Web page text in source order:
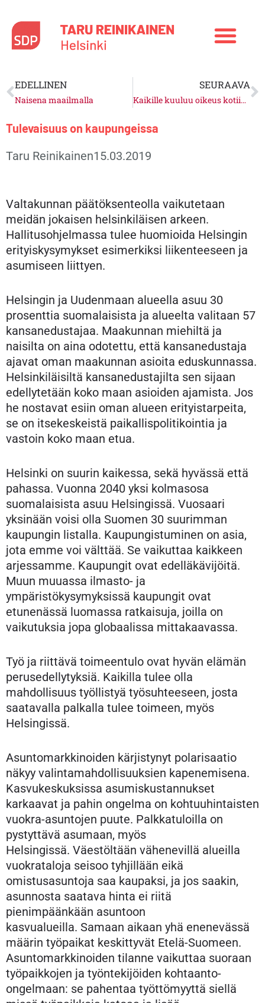
sisältöön
Prev
EDELLINEN
Naisena maailmalla
SEURAAVA
Kaikille kuuluu oikeus kotiin ja työhön
Tulevaisuus on kaupungeissa
Taru Reinikainen15.03.2019
Valtakunnan päätöksenteolla vaikutetaan
meidän jokaisen helsinkiläisen arkeen.
Hallitusohjelmassa tulee huomioida Helsingin
erityiskysymykset esimerkiksi liikenteeseen ja
asumiseen liittyen.
Helsingin ja Uudenmaan alueella asuu 30
prosenttia suomalaisista ja alueelta valitaan 57
kansanedustajaa. Maakunnan miehiltä ja
naisilta on aina odotettu, että kansanedustaja
ajavat oman maakunnan asioita eduskunnassa.
Helsinkiläisiltä kansanedustajilta sen sijaan
edellytetään koko maan asioiden ajamista. Jos
he nostavat esiin oman alueen erityistarpeita,
se on itsekeskeistä paikallispolitikointia ja
vastoin koko maan etua.
Helsinki on suurin kaikessa, sekä hyvässä että
pahassa. Vuonna 2040 yksi kolmasosa
suomalaisista asuu Helsingissä. Vuosaari
yksinään voisi olla Suomen 30 suurimman
kaupungin listalla. Kaupungistuminen on asia,
jota emme voi välttää. Se vaikuttaa kaikkeen
arjessamme. Kaupungit ovat edelläkävijöitä.
Muun muuassa ilmasto- ja
ympäristökysymyksissä kaupungit ovat
etunenässä luomassa ratkaisuja, joilla on
vaikutuksia jopa globaalissa mittakaavassa.
Työ ja riittävä toimeentulo ovat hyvän elämän
perusedellytyksiä. Kaikilla tulee olla
mahdollisuus työllistyä työsuhteeseen, josta
saatavalla palkalla tulee toimeen, myös
Helsingissä.
Asuntomarkkinoiden kärjistynyt polarisaatio
näkyy valintamahdollisuuksien kapenemisena.
Kasvukeskuksissa asumiskustannukset
karkaavat ja pahin ongelma on kohtuuhintaisten
vuokra-asuntojen puute. Palkkatuloilla on
pystyttävä asumaan, myös
Helsingissä. Väestöltään vähenevillä alueilla
vuokrataloja seisoo tyhjillään eikä
omistusasuntoja saa kaupaksi, ja jos saakin,
asunnosta saatava hinta ei riitä
pienimpäänkään asuntoon
kasvualueilla. Samaan aikaan yhä enenevässä
määrin työpaikat keskittyvät Etelä-Suomeen.
Asuntomarkkinoiden tilanne vaikuttaa suoraan
työpaikkojen ja työntekijöiden kohtaanto-
ongelmaan: se pahentaa työttömyyttä siellä